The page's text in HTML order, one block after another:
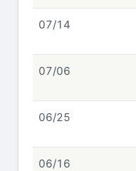
07/14
07/06
06/25
06/16